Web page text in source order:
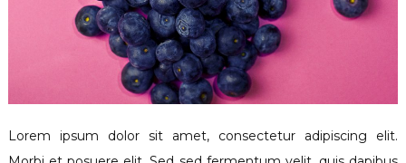
Lorem ipsum dolor sit amet, consectetur adipiscing elit.